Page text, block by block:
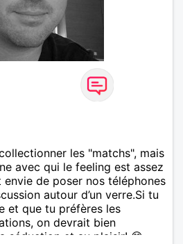
les "matchs", mais
avec qui le feeling est assez
envie de poser nos téléphones
autour d’un verre. ​Si tu
et que tu préfères les
on devrait bien
séduction et au plaisir! 😊